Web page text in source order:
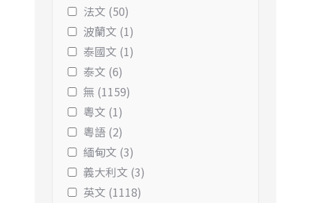
法文 (50)
波蘭文 (1)
泰國文 (1)
泰文 (6)
無 (1159)
粵文 (1)
粵語 (2)
緬甸文 (3)
義大利文 (3)
英文 (1118)